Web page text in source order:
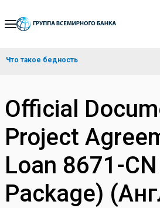
Skip
Navigation
Что такое бедность
Official
Project
Loan 8671-
Package)